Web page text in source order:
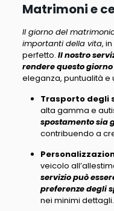
Matrimoni e
Il giorno del
importanti della vita,
perfetto. Il nostro
rendere questo
eleganza, puntualità e
Trasporto degli
alta gamma e
spostamento sia
contribuendo a
veicolo
servizio può
preferenze degli
nei minimi dettagli.